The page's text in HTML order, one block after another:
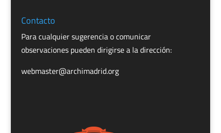
Contacto
Para cualquier sugerencia o comunicar
observaciones pueden dirigirse a la dirección:
webmaster@archimadrid.org